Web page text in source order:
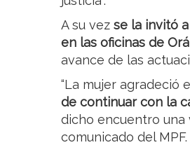
A su vez se la invitó
en las oficinas de
avance de las
“La mujer agradeció
de continuar con la
dicho encuentro una
comunicado del MPF.